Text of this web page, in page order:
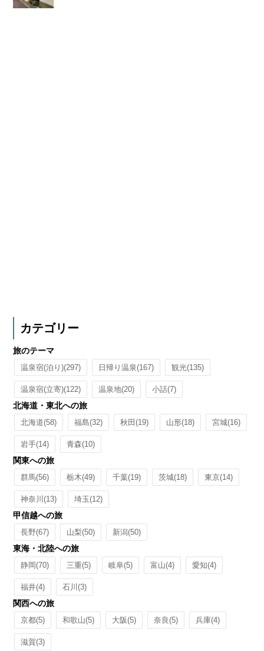
カテゴリー
旅のテーマ
温泉宿(泊り)(297) 日帰り温泉(167) 観光(135)
温泉宿(立寄)(122) 温泉地(20) 小話(7)
北海道・東北への旅
北海道(58) 福島(32) 秋田(19) 山形(18) 宮城(16)
岩手(14) 青森(10)
関東への旅
群馬(56) 栃木(49) 千葉(19) 茨城(18) 東京(14)
神奈川(13) 埼玉(12)
甲信越への旅
長野(67) 山梨(50) 新潟(50)
東海・北陸への旅
静岡(70) 三重(5) 岐阜(5) 富山(4) 愛知(4)
福井(4) 石川(3)
関西への旅
京都(5) 和歌山(5) 大阪(5) 奈良(5) 兵庫(4)
滋賀(3)